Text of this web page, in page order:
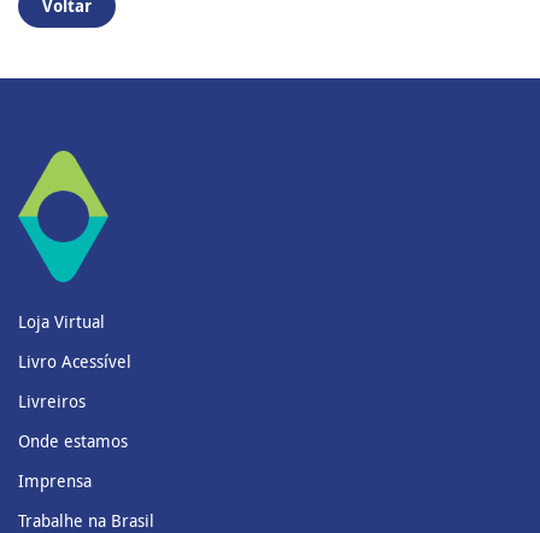
Voltar
Loja Virtual
Livro Acessível
Livreiros
Onde estamos
Imprensa
Trabalhe na Brasil